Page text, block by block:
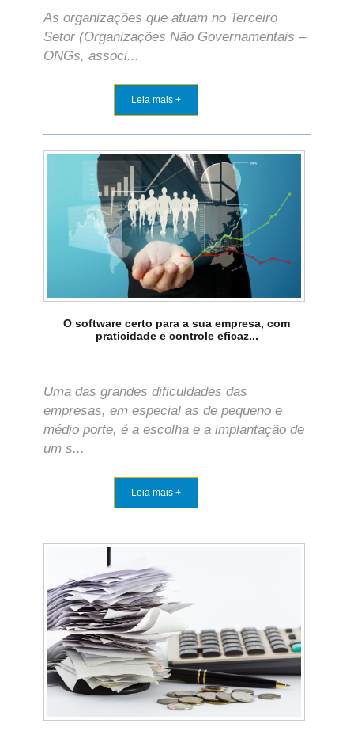
As organizações que atuam no Terceiro
Setor (Organizações Não Governamentais –
ONGs, associ...
Leia mais +
O software certo para a sua empresa, com
praticidade e controle eficaz...
Uma das grandes dificuldades das
empresas, em especial as de pequeno e
médio porte, é a escolha e a implantação de
um s...
Leia mais +